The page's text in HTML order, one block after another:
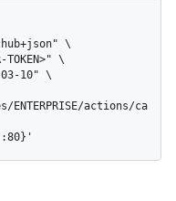
actions/ca